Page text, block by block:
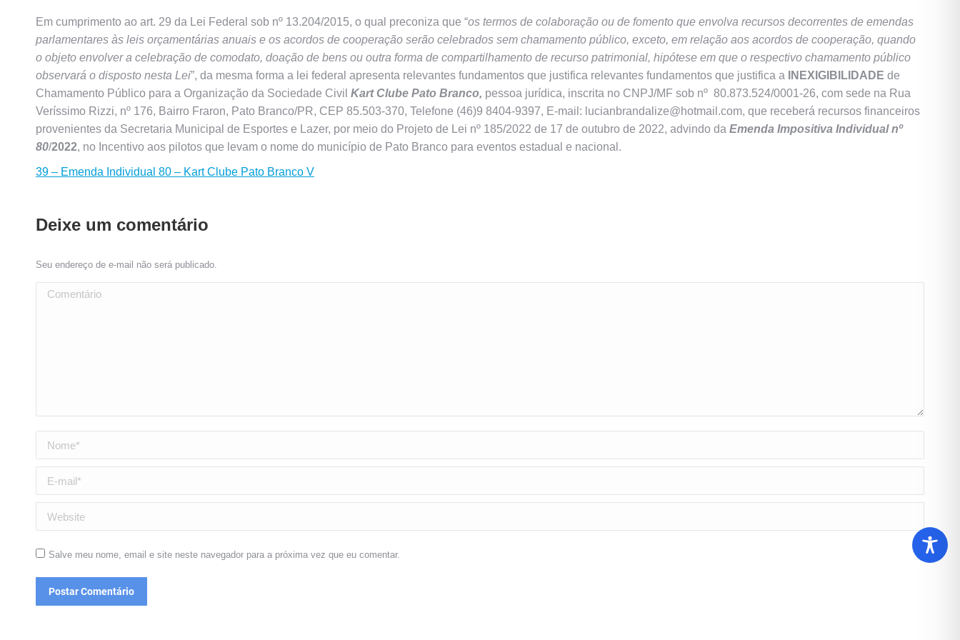
Em cumprimento ao art. 29 da Lei Federal sob nº 13.204/2015, o qual preconiza que “os termos de colaboração ou de fomento que envolva recursos decorrentes de emendas
parlamentares às leis orçamentárias anuais e os acordos de cooperação serão celebrados sem chamamento público, exceto, em relação aos acordos de cooperação, quando
o objeto envolver a celebração de comodato, doação de bens ou outra forma de compartilhamento de recurso patrimonial, hipótese em que o respectivo chamamento público
observará o disposto nesta Lei”, da mesma forma a lei federal apresenta relevantes fundamentos que justifica relevantes fundamentos que justifica a INEXIGIBILIDADE de
Chamamento Público para a Organização da Sociedade Civil Kart Clube Pato Branco, pessoa jurídica, inscrita no CNPJ/MF sob nº 80.873.524/0001-26, com sede na Rua
Veríssimo Rizzi, nº 176, Bairro Fraron, Pato Branco/PR, CEP 85.503-370, Telefone (46)9 8404-9397, E-mail: lucianbrandalize@hotmail.com, que receberá recursos financeiros
provenientes da Secretaria Municipal de Esportes e Lazer, por meio do Projeto de Lei nº 185/2022 de 17 de outubro de 2022, advindo da Emenda Impositiva Individual nº
80/2022, no Incentivo aos pilotos que levam o nome do município de Pato Branco para eventos estadual e nacional.
39 – Emenda Individual 80 – Kart Clube Pato Branco V
Deixe um comentário
Seu endereço de e-mail não será publicado.
Comentário
Nome *
E-mail *
Website
Salve meu nome, email e site neste navegador para a próxima vez que eu comentar.
Postar Comentário